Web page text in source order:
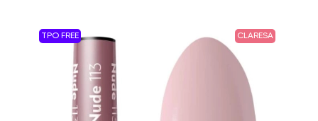
TPO FREE CLARESA